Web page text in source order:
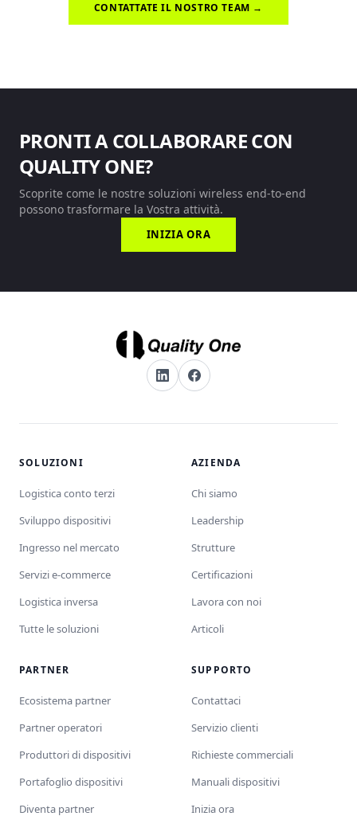
CONTATTATE IL NOSTRO TEAM →
PRONTI A COLLABORARE CON
QUALITY ONE?
Scoprite come le nostre soluzioni wireless end-to-end
possono trasformare la Vostra attività.
INIZIA ORA
SOLUZIONI
Logistica conto terzi
Sviluppo dispositivi
Ingresso nel mercato
Servizi e-commerce
Logistica inversa
Tutte le soluzioni
AZIENDA
Chi siamo
Leadership
Strutture
Certificazioni
Lavora con noi
Articoli
PARTNER
Ecosistema partner
Partner operatori
Produttori di dispositivi
Portafoglio dispositivi
Diventa partner
SUPPORTO
Contattaci
Servizio clienti
Richieste commerciali
Manuali dispositivi
Inizia ora